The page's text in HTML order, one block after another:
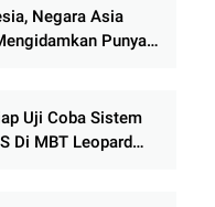
Negara Asia
Punya
Uji Coba Sistem
Di MBT Leopard